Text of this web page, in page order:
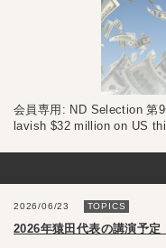
会員専用: ND Selection
lavish $32 million on US
2026/06/23 TOPICS
2026年猿田代表の講演予定